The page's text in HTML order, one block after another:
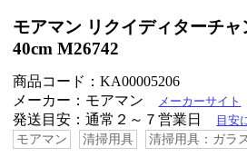
モアマン リクイディターチャ
40cm M26742
商品コード：KA00005206
メーカー：モアマン
メーカーサイト
発送目安：通常２～７営業日 目安
モアマン 清掃用具 清掃用具：ガラ